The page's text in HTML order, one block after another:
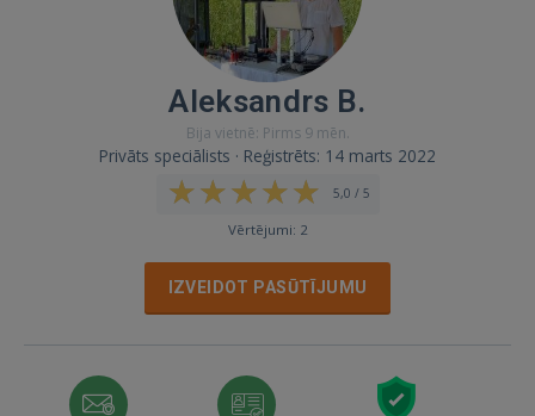
Aleksandrs B.
Bija vietnē: Pirms 9 mēn.
Privāts speciālists · Reģistrēts: 14 marts 2022
5,0 / 5
Vērtējumi: 2
IZVEIDOT PASŪTĪJUMU